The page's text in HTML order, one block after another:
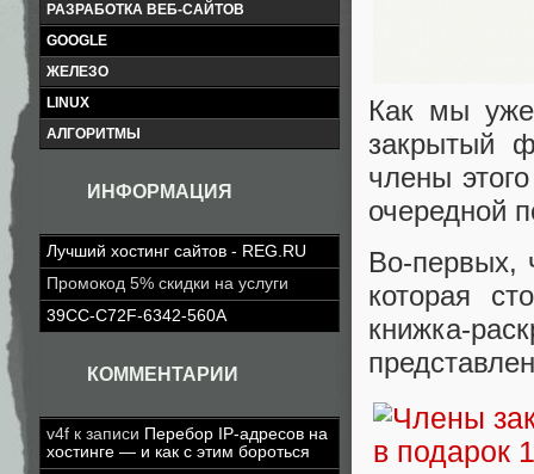
РАЗРАБОТКА ВЕБ-САЙТОВ
GOOGLE
ЖЕЛЕЗО
LINUX
АЛГОРИТМЫ
ИНФОРМАЦИЯ
Лучший хостинг сайтов - REG.RU
Промокод 5% скидки на услуги
39CC-C72F-6342-560A
КОММЕНТАРИИ
v4f к записи Перебор IP-адресов на
хостинге — и как с этим бороться
Как мы
закрытый
члены
очередной
Во-первых,
которая
книжка-